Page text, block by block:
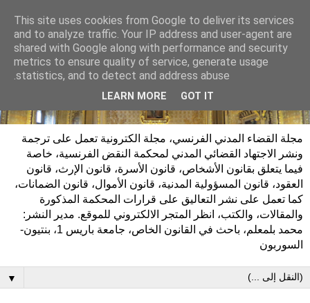
مجلة القضاء المدني الفرنسي، مجلة الكترونية تعمل على ترجمة
ونشر الاجتهاد القضائي المدني لمحكمة النقض الفرنسية، خاصة
فيما يتعلق بقانون الأشخاص، قانون الأسرة، قانون الإرث، قانون
العقود، قانون المسؤولية المدنية، قانون الأموال، قانون الضمانات،
كما تعمل على نشر التعاليق على قرارات المحكمة المذكورة
والمقالات، والكتب، انظر المتجر الالكتروني للموقع. مدير النشر:
محمد بلمعلم، باحث في القانون الخاص، جامعة باريس 1، بنتيون-
السوربون
▼
This site uses cookies from Google to deliver its services
and to analyze traffic. Your IP address and user-agent are
shared with Google along with performance and security
metrics to ensure quality of service, generate usage
statistics, and to detect and address abuse.
LEARN MORE GOT IT